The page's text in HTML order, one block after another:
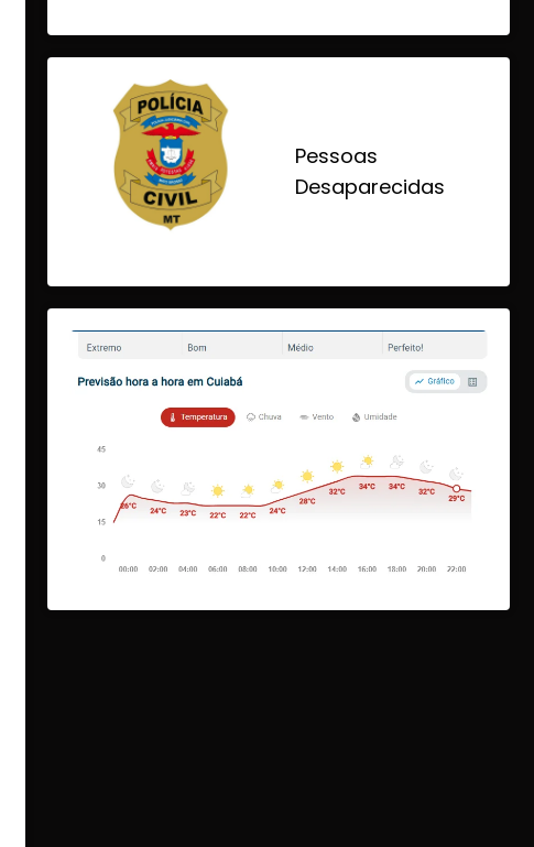
Pessoas
Desaparecidas